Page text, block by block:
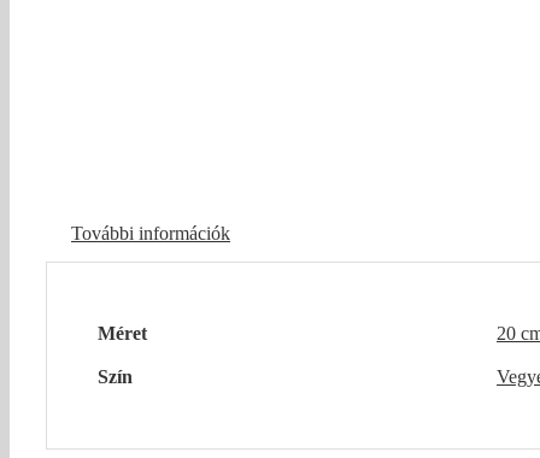
További információk
Méret 20
Szín